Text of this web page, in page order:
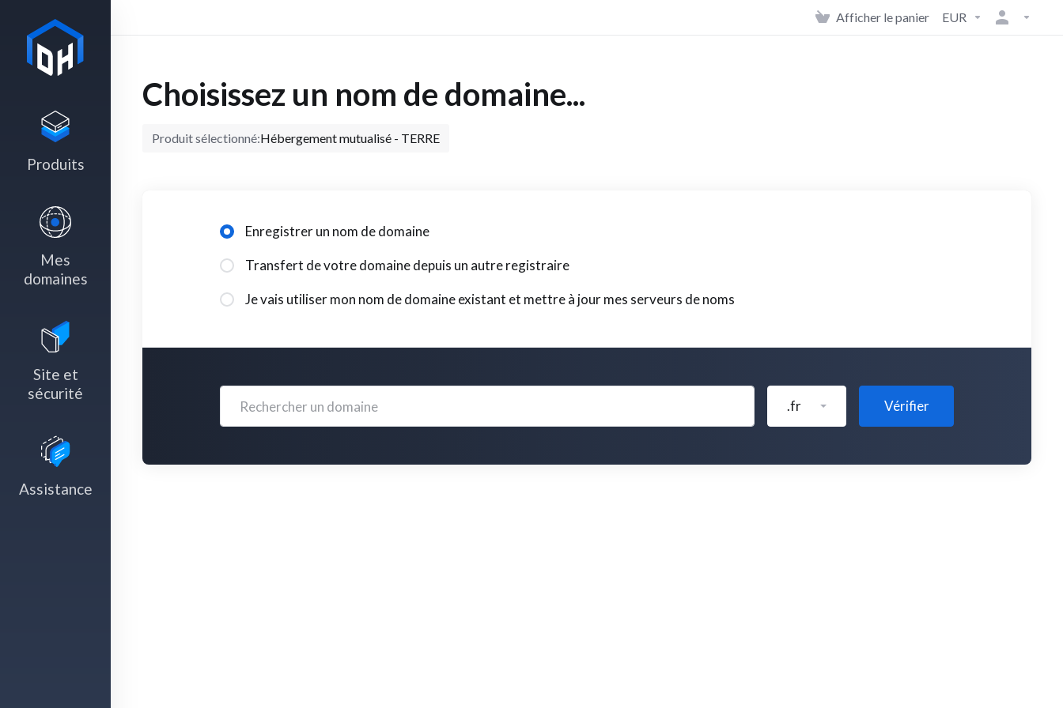
Produits
Mes
domaines
Site et
sécurité
Assistance
Afficher le panier EUR
Choisissez un nom de domaine...
Produit sélectionné:Hébergement mutualisé - TERRE
Enregistrer un nom de domaine
Transfert de votre domaine depuis un autre registraire
Je vais utiliser mon nom de domaine existant et mettre à jour mes serveurs de noms
.fr Vérifier